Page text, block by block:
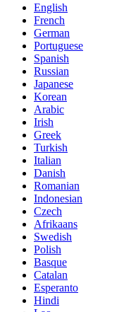
English
French
German
Portuguese
Spanish
Russian
Japanese
Korean
Arabic
Irish
Greek
Turkish
Italian
Danish
Romanian
Indonesian
Czech
Afrikaans
Swedish
Polish
Basque
Catalan
Esperanto
Hindi